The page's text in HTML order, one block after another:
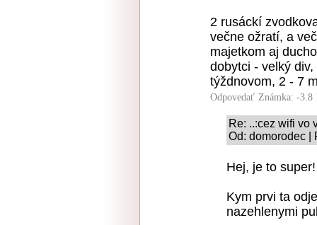
2 rusáckí
večne ožratí, a
majetkom aj
dobytci - velký
týždnovom, 2 - 7
Odpovedať Známka: -3.8
Re: ..:cez wifi vo
Od: domorodec |
Hej, je to super!
Kym prvi ta
nazehlenymi